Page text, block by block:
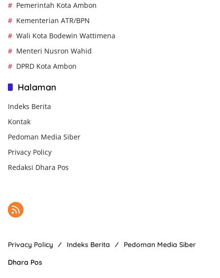
Pemerintah Kota Ambon
Kementerian ATR/BPN
Wali Kota Bodewin Wattimena
Menteri Nusron Wahid
DPRD Kota Ambon
Halaman
Indeks Berita
Kontak
Pedoman Media Siber
Privacy Policy
Redaksi Dhara Pos
Privacy Policy Indeks Berita
Pedoman Media Siber
Dhara Pos